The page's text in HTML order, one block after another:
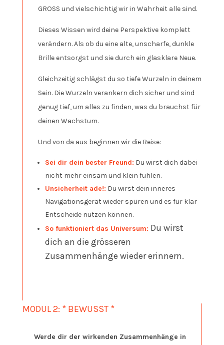
GROSS und vielschichtig wir in Wahrheit alle sind.
Dieses Wissen wird deine Perspektive komplett
verändern. Als ob du eine alte, unscharfe, dunkle
Brille entsorgst und sie durch ein glasklare Neue.
Gleichzeitig schlägst du so tiefe Wurzeln in deinem
Sein. Die Wurzeln verankern dich sicher und sind
genug tief, um alles zu finden, was du brauchst für
deinen Wachstum.
Und von da aus beginnen wir die Reise:
Sei dir dein bester Freund: Du wirst dich dabei
nicht mehr einsam und klein fühlen.
Unsicherheit ade!: Du wirst dein inneres
Navigationsgerät wieder spüren und es für klar
Entscheide nutzen können.
So funktioniert das Universum: Du wirst
dich an die grösseren
Zusammenhänge wieder erinnern.
MODUL 2: * BEWUSST *
Werde dir der wirkenden Zusammenhänge in